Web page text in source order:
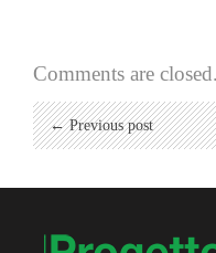
Comments are closed.
← Previous post